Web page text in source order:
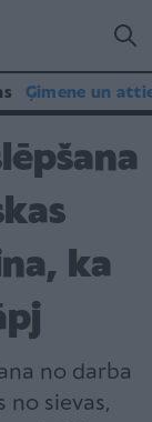
Ģimene un
ka
no darba
no sievas,